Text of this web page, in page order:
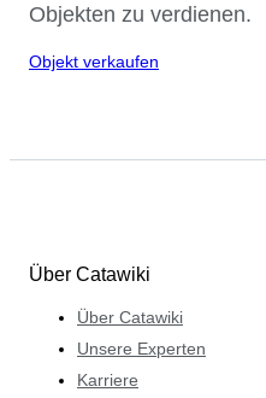
Objekten zu verdienen.
Objekt verkaufen
Über Catawiki
Über Catawiki
Unsere Experten
Karriere